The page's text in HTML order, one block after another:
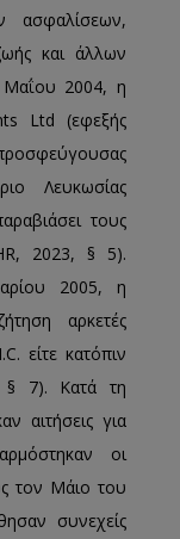
ασφαλίσεων,
και άλλων
Μαΐου 2004, η
Ltd (εφεξής
Λευκωσίας
τους
2023, § 5).
2005, η
αρκετές
είτε κατόπιν
§ 7). Κατά τη
αιτήσεις για
οι
τον Μάιο του
συνεχείς